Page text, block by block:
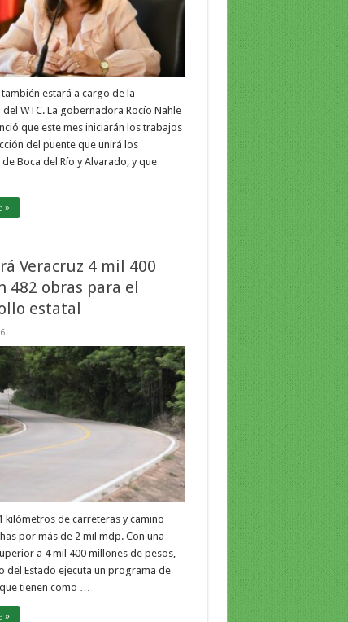
estará a cargo de la
WTC. La gobernadora Rocío Nahle
que este mes iniciarán los trabajos
del puente que unirá los
Boca del Río y Alvarado, y que
»
Veracruz 4 mil 400
482 obras para el
estatal
kilómetros de carreteras y camino
por más de 2 mil mdp. Con una
a 4 mil 400 millones de pesos,
del Estado ejecuta un programa de
tienen como …
»